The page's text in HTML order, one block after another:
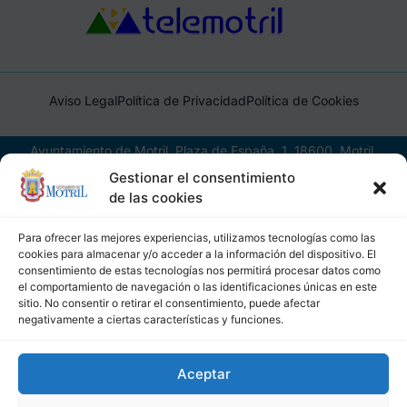
Gestionar el consentimiento
de las cookies
Para ofrecer las mejores experiencias, utilizamos tecnologías como las
cookies para almacenar y/o acceder a la información del dispositivo. El
consentimiento de estas tecnologías nos permitirá procesar datos como
el comportamiento de navegación o las identificaciones únicas en este
sitio. No consentir o retirar el consentimiento, puede afectar
negativamente a ciertas características y funciones.
Aceptar
Aviso LegalPolítica de PrivacidadPolítica de Cookies
Ayuntamiento de Motril, Plaza de España, 1, 18600, Motril,
(Granada), CIF: P1814200J, DIR3: L01181400